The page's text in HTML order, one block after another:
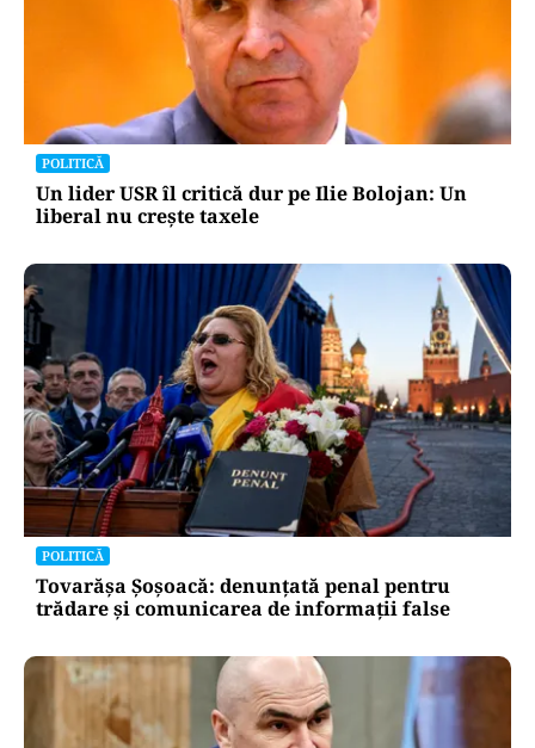
Megayahtul Amadea, confiscat de americani de
la un oligarh rus, a fost scos la vânzare. Noul
proprietar a scos din conturi 187 de milioane de
dolari
POLITICĂ
Un lider USR îl critică dur pe Ilie Bolojan: Un
liberal nu crește taxele